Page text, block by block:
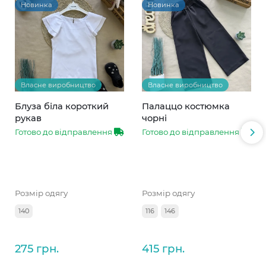
Новинка
Власне виробництво
Блуза біла короткий
рукав
Готово до відправлення
Розмір одягу
140
275 грн.
Новинка
Власне виробництво
Палаццо костюмка
чорні
Готово до відправлення
Розмір одягу
116 146
415 грн.